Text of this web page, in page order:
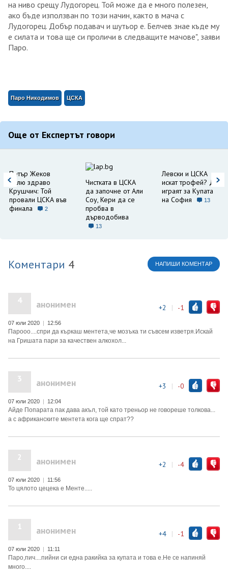
на ниво срещу Лудогорец. Той може да е много полезен,
ако бъде използван по този начин, както в мача с
Лудогорец. Добър подавач и шутьор е. Белчев знае къде му
е силата и това ще си проличи в следващите мачове", заяви
Паро.
Паро Никодимов ЦСКА
Още от Експертът говори
Петър Жеков
оплю здраво
Крушчич: Той
провали ЦСКА във
финала
2
Чистката в ЦСКА
да започне от Али
Соу, Кери да се
пробва в
дърводобива
13
Левски и ЦСКА
искат трофей? Да
играят за Купата
на София
13
Коментари 4 НАПИШИ КОМЕНТАР
4 анонимен +2 | -1
07 юли 2020 | 12:56
Парооо....спри да къркаш ментета,че мозъка ти съвсем изветря.Искай
на Гришата пари за качествен алкохол...
3 анонимен +3 | -0
07 юли 2020 | 12:04
Айде Попарата пак дава акъл, той като треньор не говореше толкова...
а с африканските ментета кога ще спрат??
2 анонимен +2 | -4
07 юли 2020 | 11:56
То цялото цецека е Менте.....
1 анонимен +4 | -1
07 юли 2020 | 11:11
Паро,пич....пийни си една ракийка за купата и това е.Не се напиняй
много....